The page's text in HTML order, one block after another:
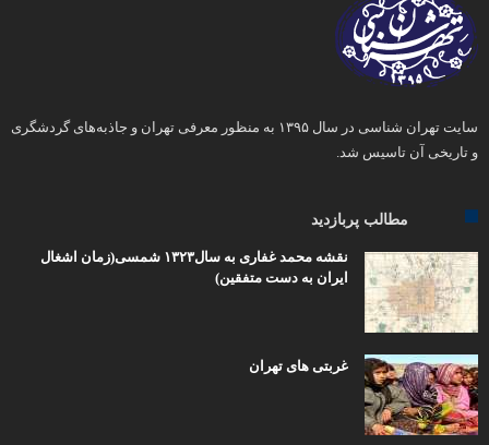
سایت تهران شناسی در سال ۱۳۹۵ به منظور معرفی تهران و جاذبه‌های گردشگری
و تاریخی آن تاسیس شد.
مطالب پربازدید
نقشه محمد غفاری به سال۱۳۲۳ شمسی(زمان اشغال
ایران به دست متفقین)
غربتی های تهران